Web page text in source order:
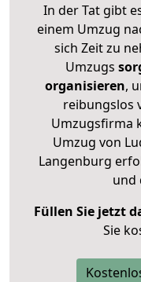
In der Tat gibt
einem Umzug
sich Zeit zu
Umzugs
organisieren,
reibungslos
Umzugsfirma
Umzug von
Langenburg
und
Füllen Sie jetzt
Sie